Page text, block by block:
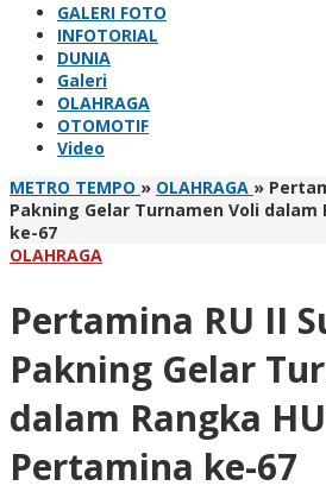
GALERI FOTO
INFOTORIAL
DUNIA
Galeri
OLAHRAGA
OTOMOTIF
Video
METRO TEMPO » OLAHRAGA »
Pakning Gelar Turnamen Voli dalam
ke-67
OLAHRAGA
Pertamina RU II
Pakning Gelar
dalam Rangka
Pertamina ke-67